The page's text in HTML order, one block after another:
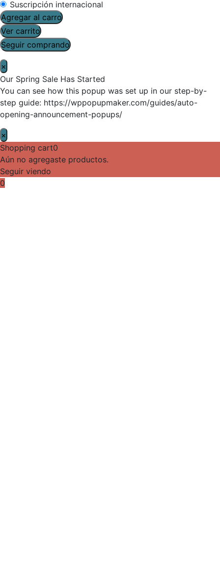
Suscripción internacional
Agregar al carro
Ver carrito
Seguir comprando
×
Our Spring Sale Has Started
You can see how this popup was set up in our step-by-
step guide: https://wppopupmaker.com/guides/auto-
opening-announcement-popups/
×
Shopping cart0
Aún no agregaste productos.
Seguir viendo
0